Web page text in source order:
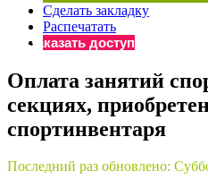
Бератор
«Практическая
«Нормативные акты для
Материалы электронного
«Практическая
Онлайн-сервисы
Сделать закладку
Распечатать
Заказать доступ
Оплата занятий
секциях,
спортинвентаря
Последний раз обновлено: